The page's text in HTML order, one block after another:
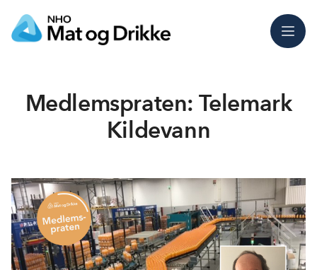
Meny
Medlemspraten: Telemark
Kildevann